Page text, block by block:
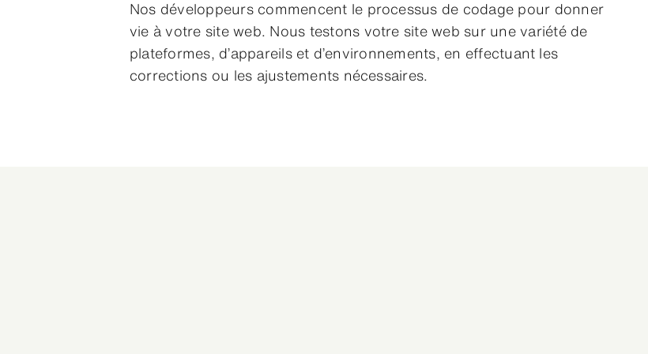
Nos développeurs commencent le processus de codage pour donner
vie à votre site web. Nous testons votre site web sur une variété de
plateformes, d’appareils et d’environnements, en effectuant les
corrections ou les ajustements nécessaires.